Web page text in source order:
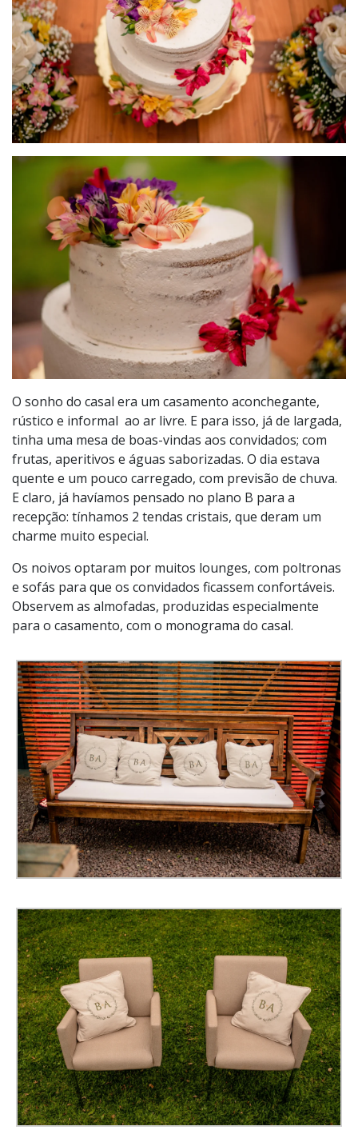
O sonho do casal era um casamento aconchegante,
rústico e informal ao ar livre. E para isso, já de largada,
tinha uma mesa de boas-vindas aos convidados; com
frutas, aperitivos e águas saborizadas. O dia estava
quente e um pouco carregado, com previsão de chuva.
E claro, já havíamos pensado no plano B para a
recepção: tínhamos 2 tendas cristais, que deram um
charme muito especial.
Os noivos optaram por muitos lounges, com poltronas
e sofás para que os convidados ficassem confortáveis.
Observem as almofadas, produzidas especialmente
para o casamento, com o monograma do casal.